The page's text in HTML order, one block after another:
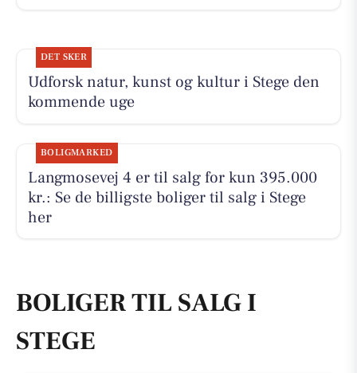
DET SKER
Udforsk natur, kunst og kultur i Stege den
kommende uge
BOLIGMARKED
Langmosevej 4 er til salg for kun 395.000
kr.: Se de billigste boliger til salg i Stege
her
BOLIGER TIL SALG I
STEGE